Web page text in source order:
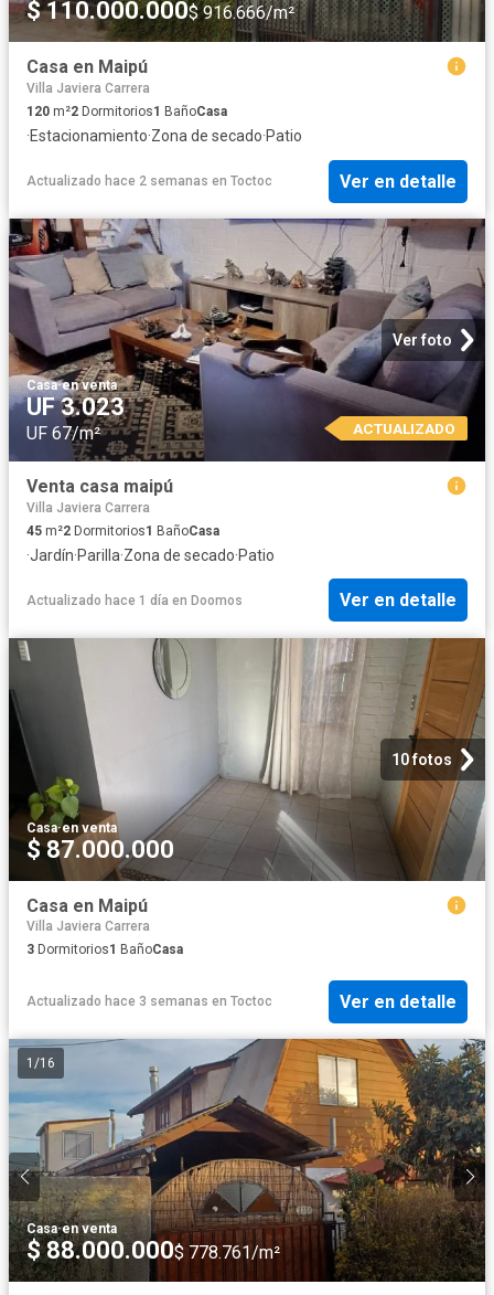
$ 110.000.000$ 916.666/m²
Casa en Maipú
Villa Javiera Carrera
120 m²2 Dormitorios1 BañoCasa
·Estacionamiento·Zona de secado·Patio
Actualizado hace 2 semanas en Toctoc Ver en detalle
Ver foto
Casa·en venta
UF 3.023
UF 67/m² ACTUALIZADO
Venta casa maipú
Villa Javiera Carrera
45 m²2 Dormitorios1 BañoCasa
·Jardín·Parilla·Zona de secado·Patio
Actualizado hace 1 día en Doomos Ver en detalle
10 fotos
Casa·en venta
$ 87.000.000
Casa en Maipú
Villa Javiera Carrera
3 Dormitorios1 BañoCasa
Actualizado hace 3 semanas en Toctoc Ver en detalle
1 /16
Casa·en venta
$ 88.000.000$ 778.761/m²